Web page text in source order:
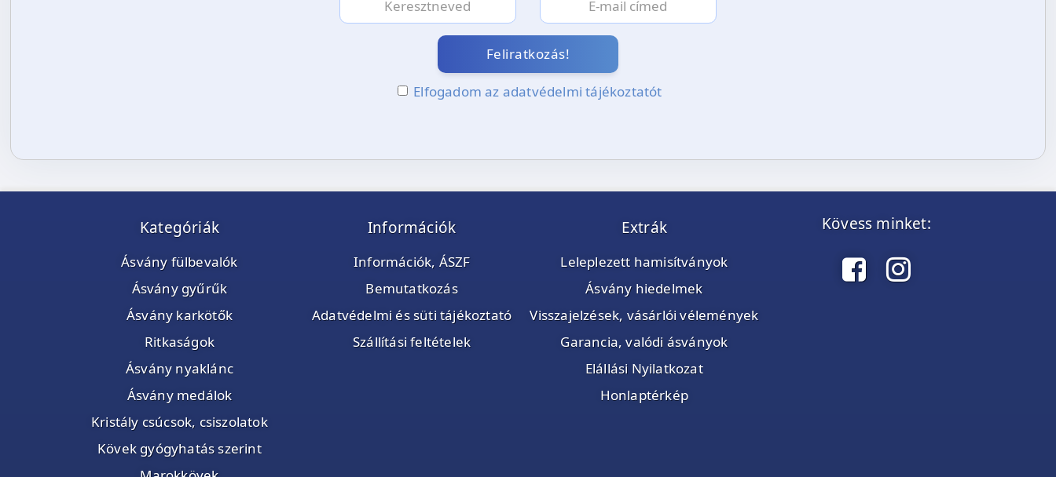
Feliratkozás!
Elfogadom az adatvédelmi tájékoztatót
Kategóriák
Ásvány fülbevalók
Ásvány gyűrűk
Ásvány karkötők
Ritkaságok
Ásvány nyaklánc
Ásvány medálok
Kristály csúcsok, csiszolatok
Kövek gyógyhatás szerint
Információk
Információk, ÁSZF
Bemutatkozás
Adatvédelmi és süti tájékoztató
Szállítási feltételek
Extrák
Leleplezett hamisítványok
Ásvány hiedelmek
Visszajelzések, vásárlói vélemények
Garancia, valódi ásványok
Elállási Nyilatkozat
Honlaptérkép
Kövess minket: